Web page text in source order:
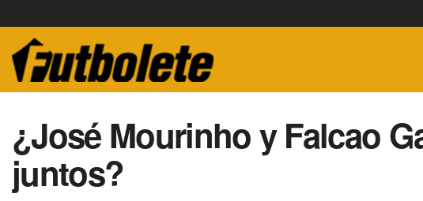
¿José Mourinho y Falcao
juntos?